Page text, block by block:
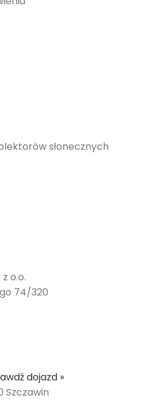
słonecznych
o.o.
74/320
dojazd »
Szczawin